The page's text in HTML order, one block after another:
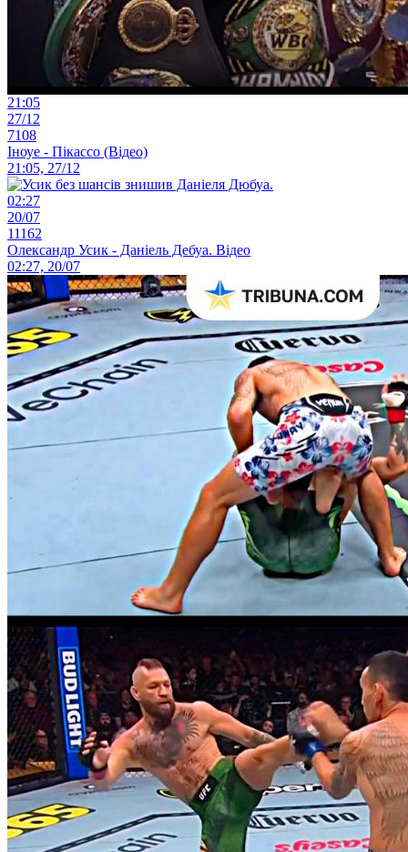
21:05
27/12
7108
Іноуе - Пікассо (Відео)
21:05, 27/12
02:27
20/07
11162
Олександр Усик - Даніель Дебуа. Відео
02:27, 20/07